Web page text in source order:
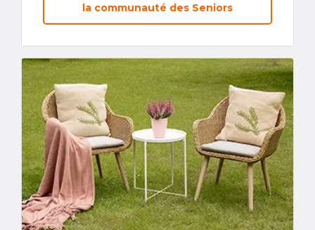
la communauté des Seniors